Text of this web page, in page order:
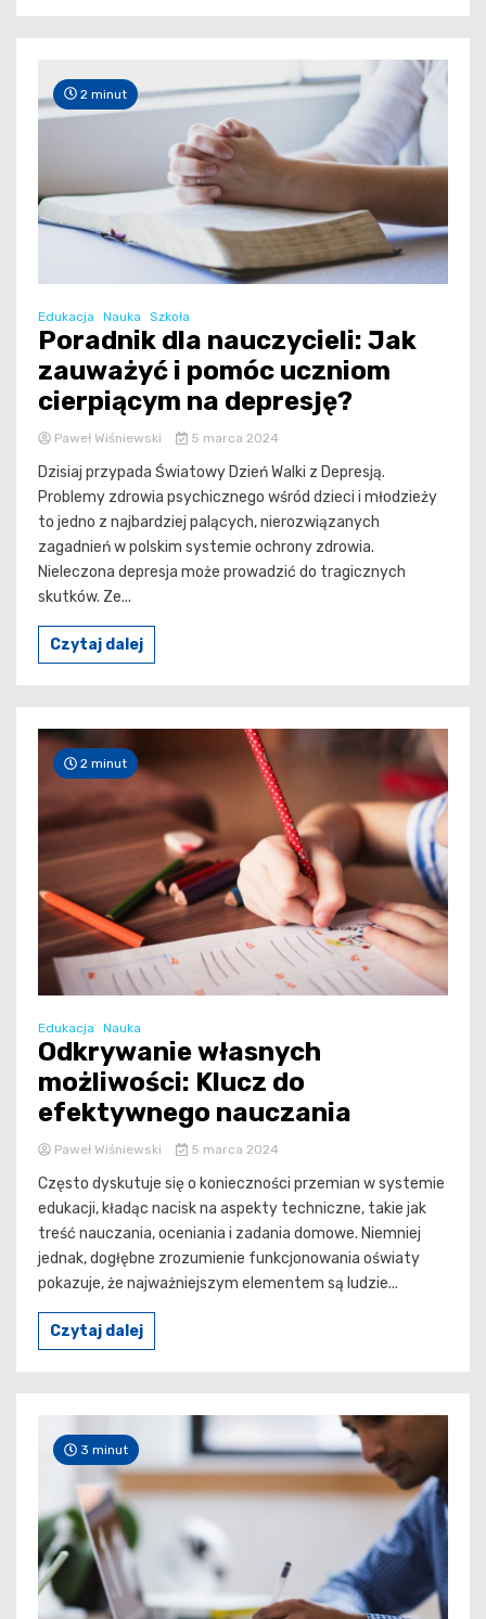
2 minut
Edukacja Nauka Szkoła
Poradnik dla nauczycieli: Jak
zauważyć i pomóc uczniom
cierpiącym na depresję?
Paweł Wiśniewski 5 marca 2024
Dzisiaj przypada Światowy Dzień Walki z Depresją.
Problemy zdrowia psychicznego wśród dzieci i młodzieży
to jedno z najbardziej palących, nierozwiązanych
zagadnień w polskim systemie ochrony zdrowia.
Nieleczona depresja może prowadzić do tragicznych
skutków. Ze...
Czytaj dalej
2 minut
Edukacja Nauka
Odkrywanie własnych
możliwości: Klucz do
efektywnego nauczania
Paweł Wiśniewski 5 marca 2024
Często dyskutuje się o konieczności przemian w systemie
edukacji, kładąc nacisk na aspekty techniczne, takie jak
treść nauczania, oceniania i zadania domowe. Niemniej
jednak, dogłębne zrozumienie funkcjonowania oświaty
pokazuje, że najważniejszym elementem są ludzie...
Czytaj dalej
3 minut